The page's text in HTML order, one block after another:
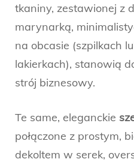
tkaniny, zestawionej z
marynarką,
na obcasie (szpilkach
lakierkach), stanowią
strój biznesowy.
Te same, eleganckie
połączone z prostym,
dekoltem w serek,